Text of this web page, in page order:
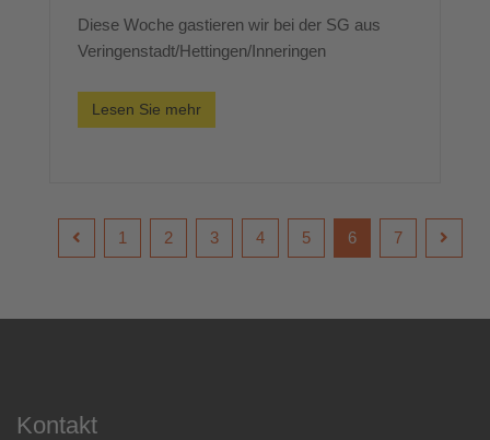
Diese Woche gastieren wir bei der SG aus
Veringenstadt/Hettingen/Inneringen
Lesen Sie mehr
1 2 3 4 5 6 7
Kontakt